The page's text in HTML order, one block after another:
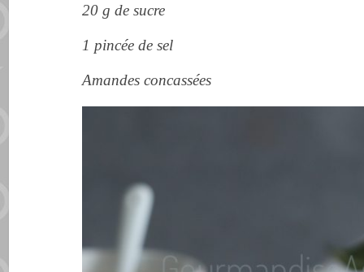
20 g de sucre
1 pincée de sel
Amandes concassées